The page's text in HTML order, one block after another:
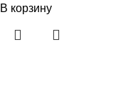
В корзину